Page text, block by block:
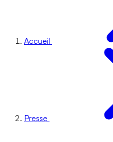
Accueil
Presse